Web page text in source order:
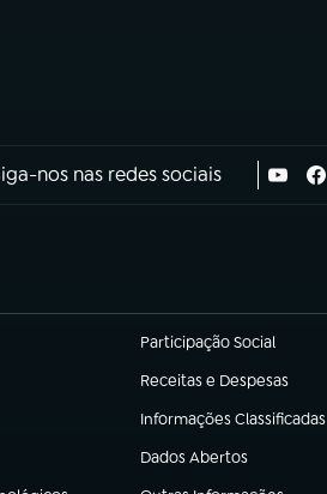
nos nas redes sociais
Participação Social
(abre em nova aba)
Receitas e Despesas
(abre em nova aba)
Informações Classificadas
(abre em nova aba)
Dados Abertos
(abre em nova aba)